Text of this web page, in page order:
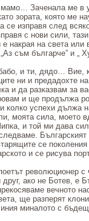
Заченала ме в
зората, която ме
се изправя след
с нови сили,
накрая на света или
съм българче” и „
и ти, дядо… Вие,
ни и предадохте
и да разказвам за
и ще продължа
колко успехи дължа
моята сила, моето
и той ми дава
се
и се рисува
революционер
друг, ако не Ботев, е
вечното
ще разперят
миналото с